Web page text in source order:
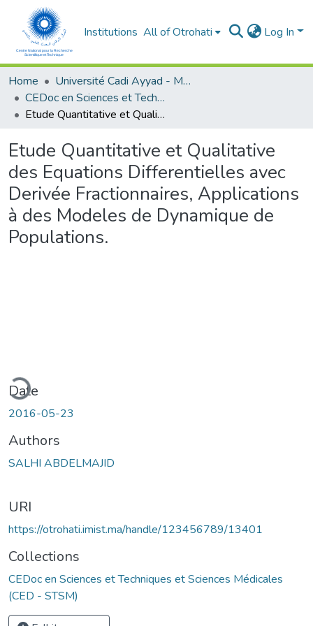
Institutions All of Otrohati Log In
Home
Université Cadi Ayyad - Marrakech
CEDoc en Sciences et Techniques et Sciences Médicales (CED - STSM)
Etude Quantitative et Qualitative des Equations Differentielles avec Derivée Fractionnaires, Applications à des Modeles de Dynamique de Populations.
Etude Quantitative et Qualitative
des Equations Differentielles avec
Derivée Fractionnaires, Applications
à des Modeles de Dynamique de
Populations.
Date
2016-05-23
Authors
SALHI ABDELMAJID
URI
https://otrohati.imist.ma/handle/123456789/13401
Collections
CEDoc en Sciences et Techniques et Sciences Médicales
(CED - STSM)